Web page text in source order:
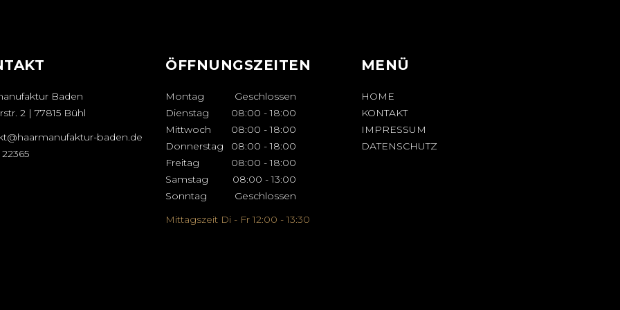
Baden
2 | 77815 Bühl
baden.de
ÖFFNUNGSZEITEN
Montag
Geschlossen
Dienstag
08:00 - 18:00
Mittwoch
08:00 - 18:00
Donnerstag
08:00 - 18:00
Freitag
08:00 - 18:00
Samstag
08:00 - 13:00
Sonntag
Geschlossen
Mittagszeit Di - Fr 12:00 - 13:30
MENÜ
HOME
KONTAKT
IMPRESSUM
DATENSCHUTZ